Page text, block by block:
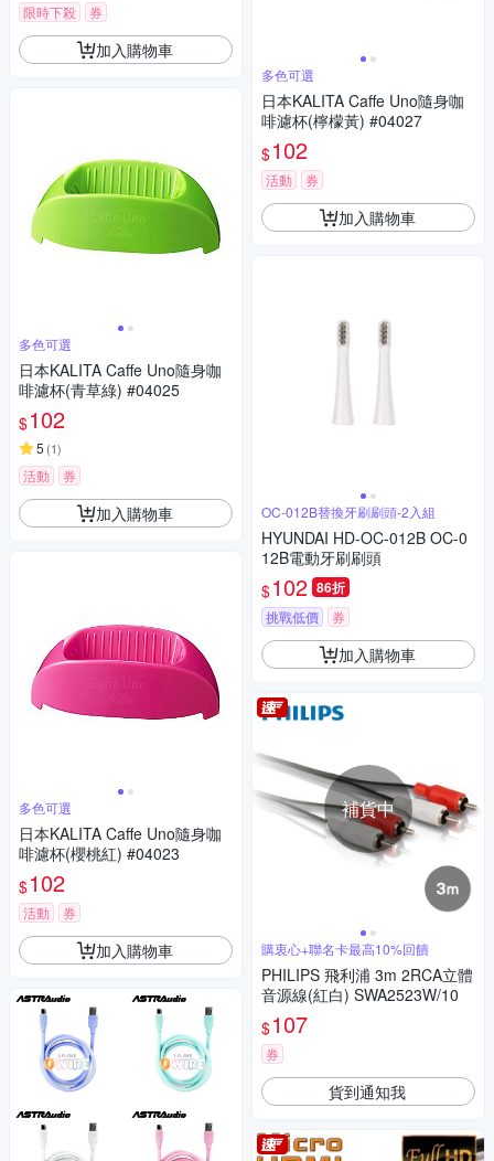
限時下殺 券
加入購物車
多色可選
日本KALITA Caffe Uno隨身咖
啡濾杯(青草綠) #04025
$102
5 (1)
活動 券
加入購物車
多色可選
日本KALITA Caffe Uno隨身咖
啡濾杯(櫻桃紅) #04023
$102
活動 券
加入購物車
多色可選
日本KALITA Caffe Uno隨身咖
啡濾杯(檸檬黃) #04027
$102
活動 券
加入購物車
OC-012B替換牙刷刷頭-2入組
HYUNDAI HD-OC-012B OC-0
12B電動牙刷刷頭
$102 86折
挑戰低價 券
加入購物車
補貨中
購衷心+聯名卡最高10%回饋
PHILIPS 飛利浦 3m 2RCA立體
音源線(紅白) SWA2523W/10
$107
券
貨到通知我